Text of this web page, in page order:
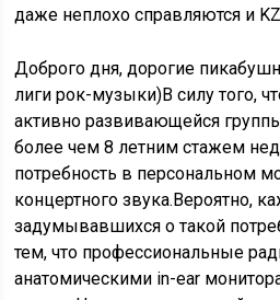
даже неплохо справляются и
Доброго дня, дорогие
лиги рок-музыки)В силу того,
активно развивающейся
более чем 8 летним стажем
потребность в персональном
концертного звука.Вероятно,
задумывавшихся о такой
тем, что профессиональные
анатомическими in-ear